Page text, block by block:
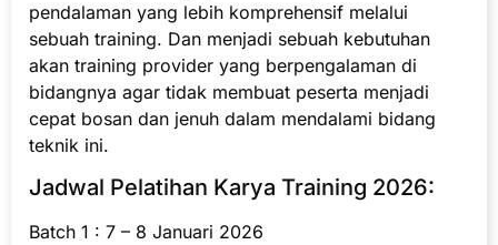
pendalaman yang lebih komprehensif melalui
sebuah training. Dan menjadi sebuah kebutuhan
akan training provider yang berpengalaman di
bidangnya agar tidak membuat peserta menjadi
cepat bosan dan jenuh dalam mendalami bidang
teknik ini.
Jadwal Pelatihan Karya Training 2026:
Batch 1 : 7 – 8 Januari 2026